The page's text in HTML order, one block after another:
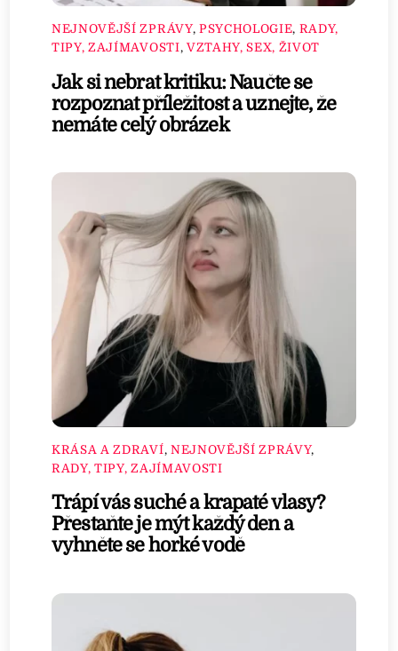
NEJNOVĚJŠÍ ZPRÁVY, PSYCHOLOGIE, RADY,
TIPY, ZAJÍMAVOSTI, VZTAHY, SEX, ŽIVOT
Jak si nebrat kritiku: Naučte se
rozpoznat příležitost a uznejte, že
nemáte celý obrázek
KRÁSA A ZDRAVÍ, NEJNOVĚJŠÍ ZPRÁVY,
RADY, TIPY, ZAJÍMAVOSTI
Trápí vás suché a krapaté vlasy?
Přestaňte je mýt každý den a
vyhněte se horké vodě